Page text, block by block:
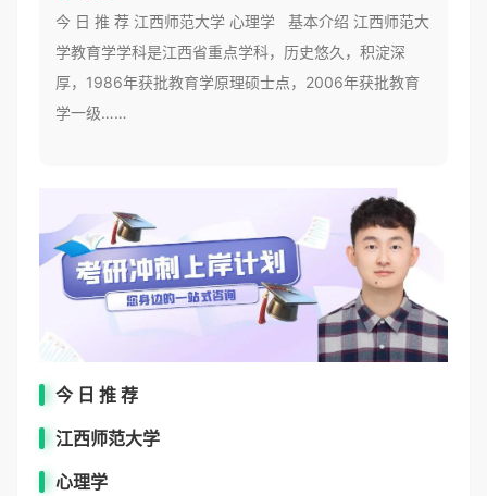
今 日 推 荐 江西师范大学 心理学 基本介绍 江西师范大
学教育学学科是江西省重点学科，历史悠久，积淀深
厚，1986年获批教育学原理硕士点，2006年获批教育
学一级……
今 日 推 荐
江西师范大学
心理学